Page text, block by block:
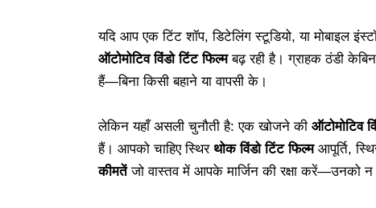
यदि आप एक टिंट शॉप, डिटेलिंग स्टूडियो, या मोबाइल
ऑटोमोटिव विंडो टिंट फिल्मबढ़ रही है। ग्राहक ठंडी
हैं—बिना किसी बहाने या वापसी के।
लेकिन यहाँ असली चुनौती है: एक खोजने की ऑटोमोटिव
हैं। आपको चाहिए स्थिर थोक विंडो टिंट फिल्मआपूर्ति,
कीमतेंजो वास्तव में आपके मार्जिन की रक्षा करें—उनको न